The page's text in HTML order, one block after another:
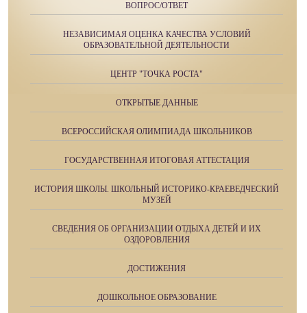
ВОПРОС/ОТВЕТ
НЕЗАВИСИМАЯ ОЦЕНКА КАЧЕСТВА УСЛОВИЙ
ОБРАЗОВАТЕЛЬНОЙ ДЕЯТЕЛЬНОСТИ
ЦЕНТР "ТОЧКА РОСТА"
ОТКРЫТЫЕ ДАННЫЕ
ВСЕРОССИЙСКАЯ ОЛИМПИАДА ШКОЛЬНИКОВ
ГОСУДАРСТВЕННАЯ ИТОГОВАЯ АТТЕСТАЦИЯ
ИСТОРИЯ ШКОЛЫ. ШКОЛЬНЫЙ ИСТОРИКО-КРАЕВЕДЧЕСКИЙ
МУЗЕЙ
СВЕДЕНИЯ ОБ ОРГАНИЗАЦИИ ОТДЫХА ДЕТЕЙ И ИХ
ОЗДОРОВЛЕНИЯ
ДОСТИЖЕНИЯ
ДОШКОЛЬНОЕ ОБРАЗОВАНИЕ